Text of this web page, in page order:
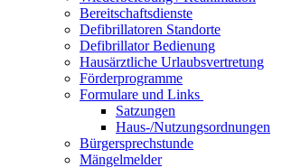
Bereitschaftsdienste
Defibrillatoren Standorte
Defibrillator Bedienung
Hausärztliche Urlaubsvertretung
Förderprogramme
Formulare und Links
Satzungen
Haus-/Nutzungsordnungen
Bürgersprechstunde
Mängelmelder